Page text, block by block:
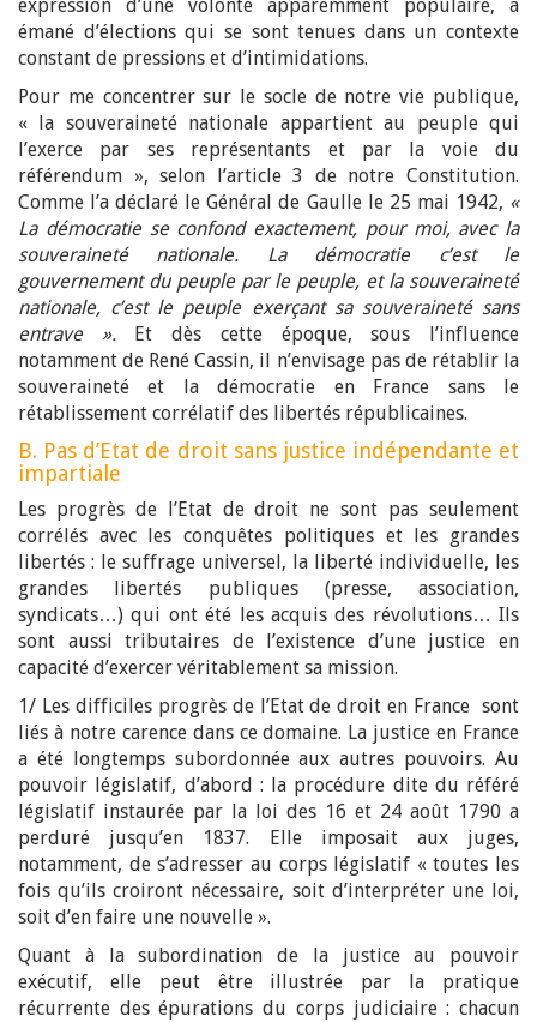
expression d’une volonté apparemment populaire, a
émané d’élections qui se sont tenues dans un contexte
constant de pressions et d’intimidations.
Pour me concentrer sur le socle de notre vie publique,
« la souveraineté nationale appartient au peuple qui
l’exerce par ses représentants et par la voie du
référendum », selon l’article 3 de notre Constitution.
Comme l’a déclaré le Général de Gaulle le 25 mai 1942, «
La démocratie se confond exactement, pour moi, avec la
souveraineté nationale. La démocratie c’est le
gouvernement du peuple par le peuple, et la souveraineté
nationale, c’est le peuple exerçant sa souveraineté sans
entrave ». Et dès cette époque, sous l’influence
notamment de René Cassin, il n’envisage pas de rétablir la
souveraineté et la démocratie en France sans le
rétablissement corrélatif des libertés républicaines.
B. Pas d’Etat de droit sans justice indépendante et
impartiale
Les progrès de l’Etat de droit ne sont pas seulement
corrélés avec les conquêtes politiques et les grandes
libertés : le suffrage universel, la liberté individuelle, les
grandes libertés publiques (presse, association,
syndicats…) qui ont été les acquis des révolutions… Ils
sont aussi tributaires de l’existence d’une justice en
capacité d’exercer véritablement sa mission.
1/ Les difficiles progrès de l’Etat de droit en France sont
liés à notre carence dans ce domaine. La justice en France
a été longtemps subordonnée aux autres pouvoirs. Au
pouvoir législatif, d’abord : la procédure dite du référé
législatif instaurée par la loi des 16 et 24 août 1790 a
perduré jusqu’en 1837. Elle imposait aux juges,
notamment, de s’adresser au corps législatif « toutes les
fois qu’ils croiront nécessaire, soit d’interpréter une loi,
soit d’en faire une nouvelle ».
Quant à la subordination de la justice au pouvoir
exécutif, elle peut être illustrée par la pratique
récurrente des épurations du corps judiciaire : chacun